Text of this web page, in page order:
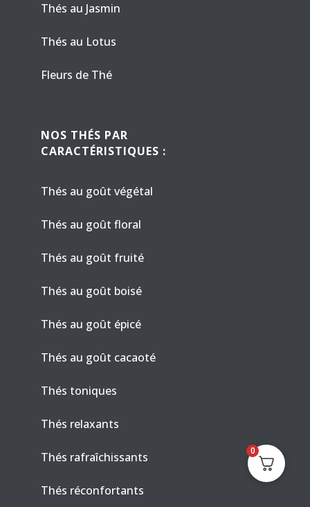
Thés au Jasmin
Thés au Lotus
Fleurs de Thé
NOS THÉS PAR
CARACTÉRISTIQUES :
Thés au goût végétal
Thés au goût floral
Thés au goût fruité
Thés au goût boisé
Thés au goût épicé
Thés au goût cacaoté
Thés toniques
Thés relaxants
Thés rafraîchissants
Thés réconfortants
0